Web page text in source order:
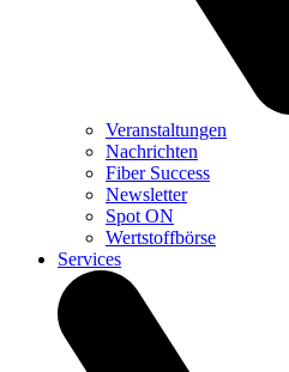
Veranstaltungen
Nachrichten
Fiber Success
Newsletter
Spot ON
Wertstoffbörse
Services